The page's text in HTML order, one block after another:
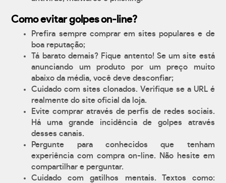
Como evitar golpes on-line?
Prefira sempre comprar em sites populares e de
boa reputação;
Tá barato demais? Fique antento! Se um site está
anunciando um produto por um preço muito
abaixo da média, você deve desconfiar;
Cuidado com sites clonados. Verifique se a URL é
realmente do site oficial da loja.
Evite comprar através de perfis de redes sociais.
Há uma grande incidência de golpes através
desses canais.
Pergunte para conhecidos que tenham
experiência com compra on-line. Não hesite em
compartilhar e perguntar.
Cuidado com gatilhos mentais. Textos como: